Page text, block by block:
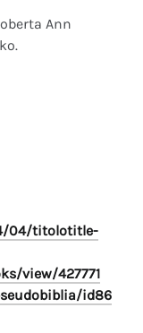
Ann
04/titolotitle-
view/427771
id86